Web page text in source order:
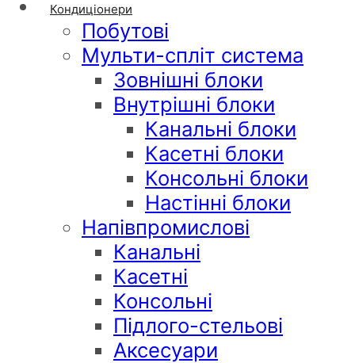
Кондиціонери
Побутові
Мульти-спліт система
Зовнішні блоки
Внутрішні блоки
Канальні блоки
Касетні блоки
Консольні блоки
Настінні блоки
Напівпромислові
Канальні
Касетні
Консольні
Підлого-стельові
Аксесуари